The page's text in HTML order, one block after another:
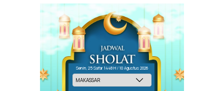
Senin, 25 Safar 1448 H / 10 Agustus 2026